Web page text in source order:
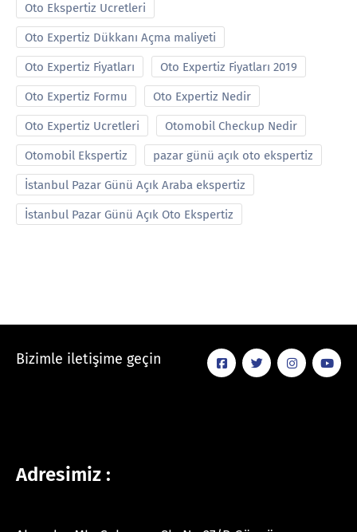
Oto Ekspertiz Ucretleri
Oto Expertiz Dükkanı Açma maliyeti
Oto Expertiz Fiyatları Oto Expertiz Fiyatları 2019
Oto Expertiz Formu Oto Expertiz Nedir
Oto Expertiz Ucretleri Otomobil Checkup Nedir
Otomobil Ekspertiz pazar günü açık oto ekspertiz
İstanbul Pazar Günü Açık Araba ekspertiz
İstanbul Pazar Günü Açık Oto Ekspertiz
Bizimle iletişime geçin
Adresimiz :